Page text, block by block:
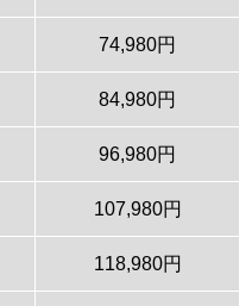
74,980円
84,980円
96,980円
107,980円
118,980円